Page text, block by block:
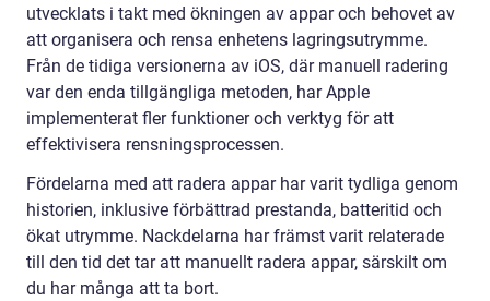
utvecklats i takt med ökningen av appar och behovet av
att organisera och rensa enhetens lagringsutrymme.
Från de tidiga versionerna av iOS, där manuell radering
var den enda tillgängliga metoden, har Apple
implementerat fler funktioner och verktyg för att
effektivisera rensningsprocessen.
Fördelarna med att radera appar har varit tydliga genom
historien, inklusive förbättrad prestanda, batteritid och
ökat utrymme. Nackdelarna har främst varit relaterade
till den tid det tar att manuellt radera appar, särskilt om
du har många att ta bort.